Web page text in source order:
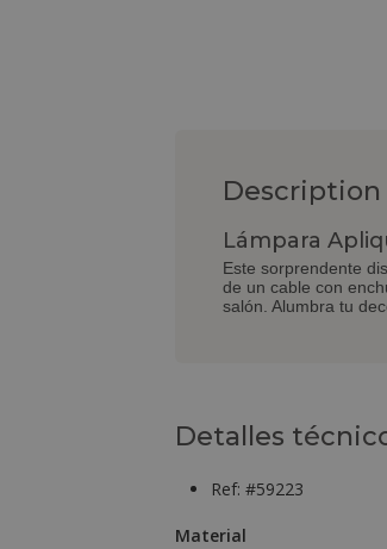
Description
Lámpara
Este sorprendente
de un cable con
salón. Alumbra tu
Detalles
Ref: #59223
Material